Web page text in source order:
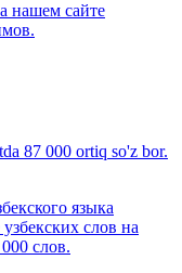
нашем сайте
87 000 ortiq so'z bor.
языка
слов на
слов.